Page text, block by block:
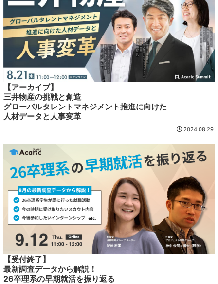
【アーカイブ】
三井物産の挑戦と創造
グローバルタレントマネジメント推進に向けた
人材データと人事変革
2024.08.29
【受付終了】
最新調査データから解説！
26卒理系の早期就活を振り返る